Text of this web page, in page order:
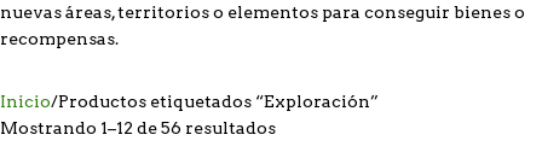
nuevas áreas, territorios o elementos para conseguir bienes o
recompensas.
Inicio Productos etiquetados “Exploración”
Mostrando 1–12 de 56 resultados